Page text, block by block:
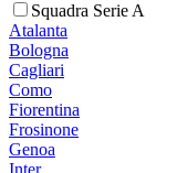
Squadra Serie A
Atalanta
Bologna
Cagliari
Como
Fiorentina
Frosinone
Genoa